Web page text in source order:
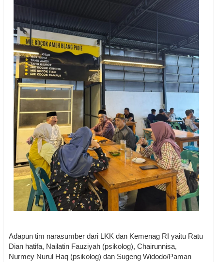
Adapun tim narasumber dari LKK dan Kemenag RI yaitu Ratu
Dian hatifa, Nailatin Fauziyah (psikolog), Chairunnisa,
Nurmey Nurul Haq (psikolog) dan Sugeng Widodo/Paman